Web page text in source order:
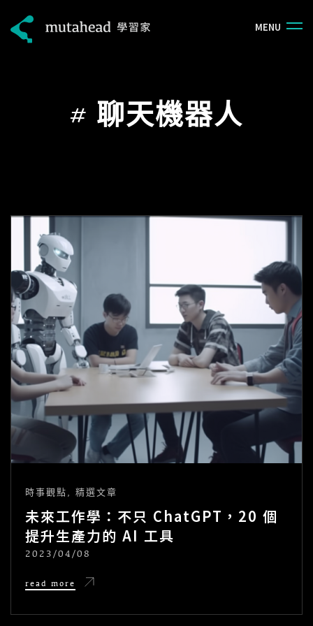
MENU
# 聊天機器人
時事觀點, 精選文章
未來工作學：不只 ChatGPT，20 個
提升生產力的 AI 工具
2023/04/08
read more
來
作